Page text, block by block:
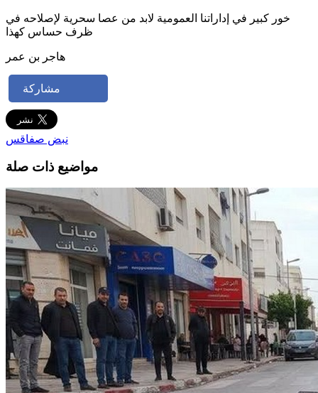
خور كبير في إداراتنا العمومية لابد من عصا سحرية لإصلاحه في
ظرف حساس كهذا
هاجر بن عمر
مشاركة
نبض صفاقس
مواضيع ذات صلة